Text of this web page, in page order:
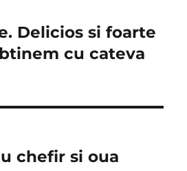
Delicios si foarte
cu cateva
chefir si oua